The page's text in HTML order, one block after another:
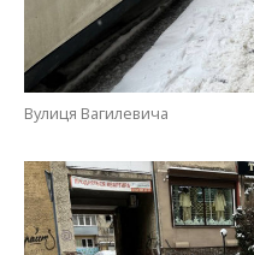
Вулиця Вагилевича